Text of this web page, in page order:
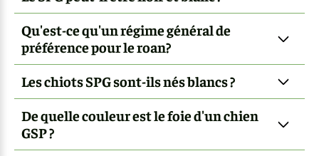
Qu'est-ce qu'un régime général de
préférence pour le roan?
Les chiots SPG sont-ils nés blancs ?
De quelle couleur est le foie d'un chien
GSP ?